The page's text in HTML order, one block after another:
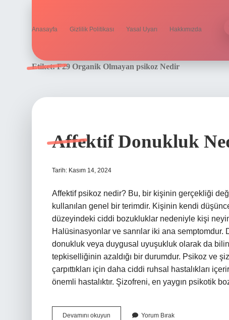
Anasayfa Gizlilik Politikası Yasal Uyarı Hakkımızda
Etiket:F29 Organik Olmayan psikoz Nedir
Affektif Donukluk
Tarih: Kasım 14, 2024
Affektif psikoz nedir? Bu, bir kişinin gerçekliği
kullanılan genel bir terimdir. Kişinin kendi
düzeyindeki ciddi bozukluklar nedeniyle kişi
Halüsinasyonlar ve sanrılar iki ana
donukluk veya duygusal uyuşukluk olarak da
tepkiselliğinin azaldığı bir durumdur. Psikoz ve
çarpıttıkları için daha ciddi ruhsal hastalıkları
önemli hastalıktır. Şizofreni, en yaygın psikotik
Devamını okuyun Yorum Bırak